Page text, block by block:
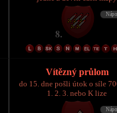
Vítězný průlom
do 15. dne pošli útok o síle
1. 2. 3. nebo K lize